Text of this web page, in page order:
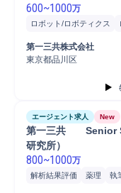
600~1000万
ロボット/ロボティクス
有機合成/無機合成
ソフトウェア
第一三共株式会社
東京都品川区
エージェント求人 New
第一三共　　Senior
研究所）
800~1000万
解析結果評価 薬理 執